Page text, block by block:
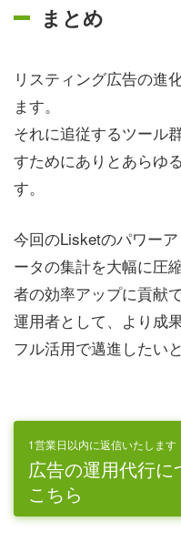
まとめ
リスティング広告の進
ます。
それに追従するツール
すためにありとあらゆ
す。
今回のLisketのパワー
ータの集計を大幅に圧
者の効率アップに貢献
運用者として、より成
フル活用で邁進したい
1営業日以内に返信いたします
広告の運用代行
こちら